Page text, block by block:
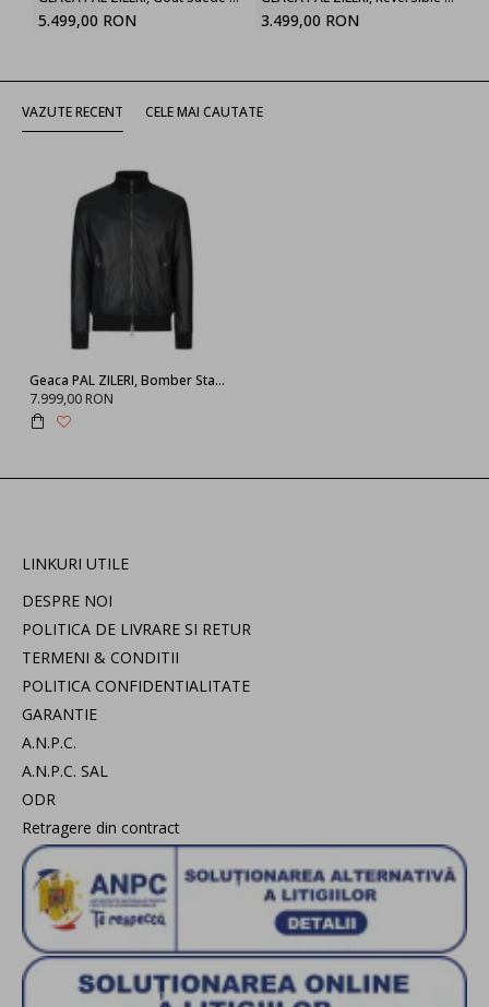
5.499,00 RON 3.499,00 RON
VAZUTE RECENT CELE MAI CAUTATE
Geaca PAL ZILERI, Bomber Stand up Collar, Black
7.999,00 RON
LINKURI UTILE
DESPRE NOI
POLITICA DE LIVRARE SI RETUR
TERMENI & CONDITII
POLITICA CONFIDENTIALITATE
GARANTIE
A.N.P.C.
A.N.P.C. SAL
ODR
Retragere din contract